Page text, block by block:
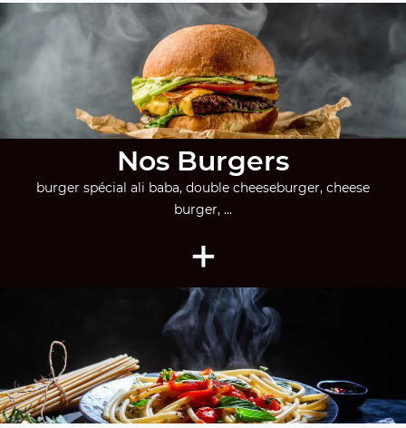
Nos Burgers
burger spécial ali baba, double cheeseburger, cheese
burger, ...
+